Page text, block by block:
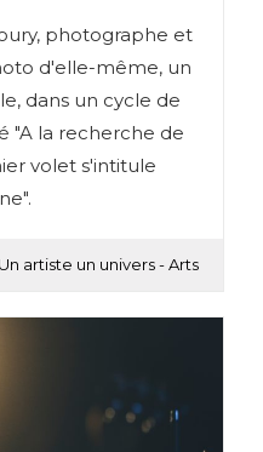
photographe et
d'elle-même, un
dans un cycle de
"A la recherche de
volet s'intitule
Un artiste un univers - Arts